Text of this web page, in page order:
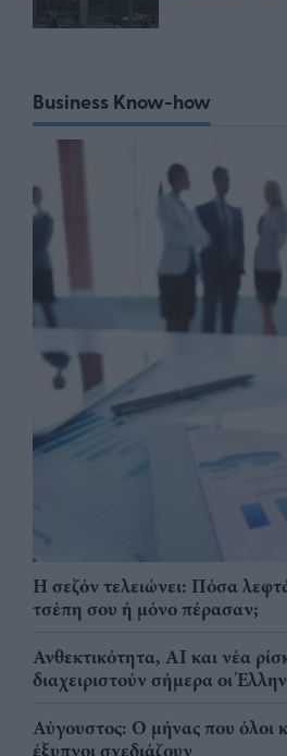
Business Know-how
Η σεζόν τελειώνει: Πόσα
τσέπη σου ή μόνο πέρασαν;
Ανθεκτικότητα, AI και νέα
διαχειριστούν σήμερα οι
Αύγουστος: Ο μήνας που όλοι